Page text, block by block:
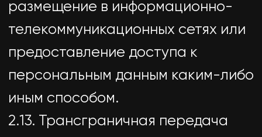
просьбе информацию,
касающуюся обработки его
— организовывать обработку
персональных данных в порядке,
установленном действующим
— отвечать на обращения и